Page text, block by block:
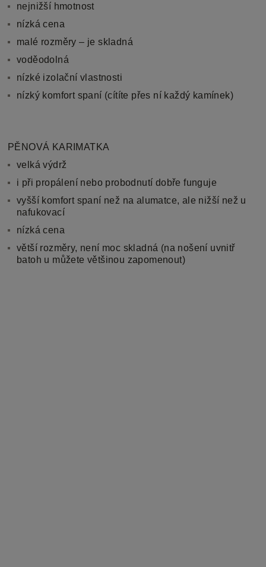
nejnižší hmotnost
nízká cena
malé rozměry – je skladná
voděodolná
nízké izolační vlastnosti
nízký komfort spaní (cítíte přes ní každý kamínek)
PĚNOVÁ KARIMATKA
velká výdrž
i při propálení nebo probodnutí dobře funguje
vyšší komfort spaní než na alumatce, ale nižší než u
nafukovací
nízká cena
větší rozměry, není moc skladná (na nošení uvnitř
batoh u můžete většinou zapomenout)